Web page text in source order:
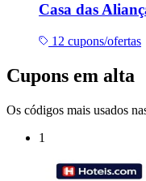
Casa das
12 cupons/ofertas
Cupons em alta
Os códigos mais usados
1